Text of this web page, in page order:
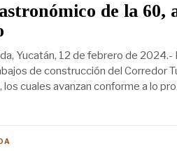
de la 60,
Yucatán, 12 de febrero de 2024.-
de construcción del Corredor
los cuales avanzan conforme a lo